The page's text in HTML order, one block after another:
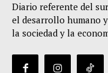
Diario referente del
el desarrollo humano
la sociedad y la